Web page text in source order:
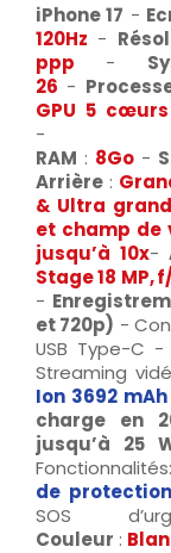
iPhone 17 -
120Hz -
ppp -
26 -
GPU 5
-
RAM : 8Go -
Arrière :
& Ultra
et champ de
jusqu’à 10x-
Stage 18 MP,
-
et 720p) -
USB Type-C
Streaming
Ion 3692 mAh
charge en
jusqu’à 25
Fonctionnalités:
de
SOS
Couleur :